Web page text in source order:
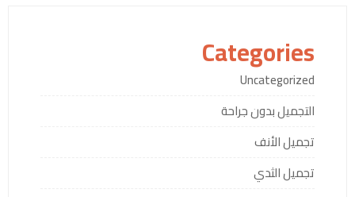
Categories
Uncategorized
التجميل بدون جراحة
تجميل الأنف
تجميل الثدي